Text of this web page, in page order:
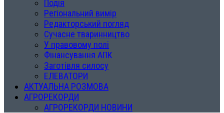
Подія
Регіональний вимір
Редакторський погляд
Сучасне тваринництво
У правовому полі
Фінансування АПК
Заготівля силосу
ЕЛЕВАТОРИ
АКТУАЛЬНА РОЗМОВА
АГРОРЕКОРДИ
АГРОРЕКОРДИ НОВИНИ